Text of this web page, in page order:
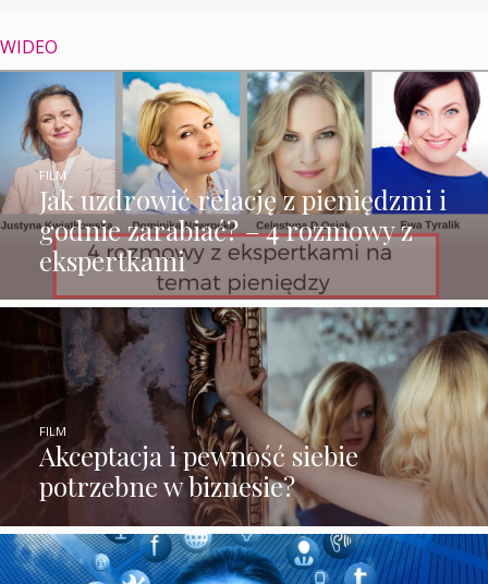
WIDEO
Jak uzdrowić relację z pieniędzmi i
godnie zarabiać? – 4 rozmowy z
ekspertkami
FILM
Akceptacja i pewność siebie
potrzebne w biznesie?
FILM